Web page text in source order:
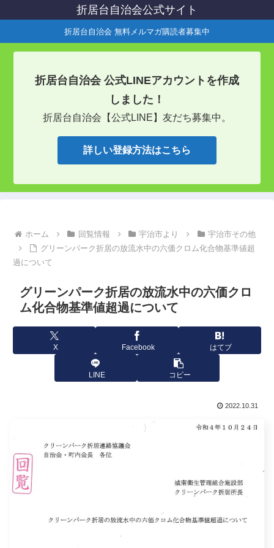
折居台自治会公式サイト
折居台自治会 無料メルマガ購読者募集中
折居台自治会 公式LINEアカウントを作成
しました！
折居台自治会【公式LINE】友だち募集中。
詳しい登録方法はこちら
ホーム 回覧情報 宇治市より
宇治市その他
グリーンパーク折居の放流水中の六価クロム化合物基準値超
過について
グリーンパーク折居の放流水中の六価クロ
ム化合物基準値超過について
X Facebook はてブ
LINE コピー
2022.10.31